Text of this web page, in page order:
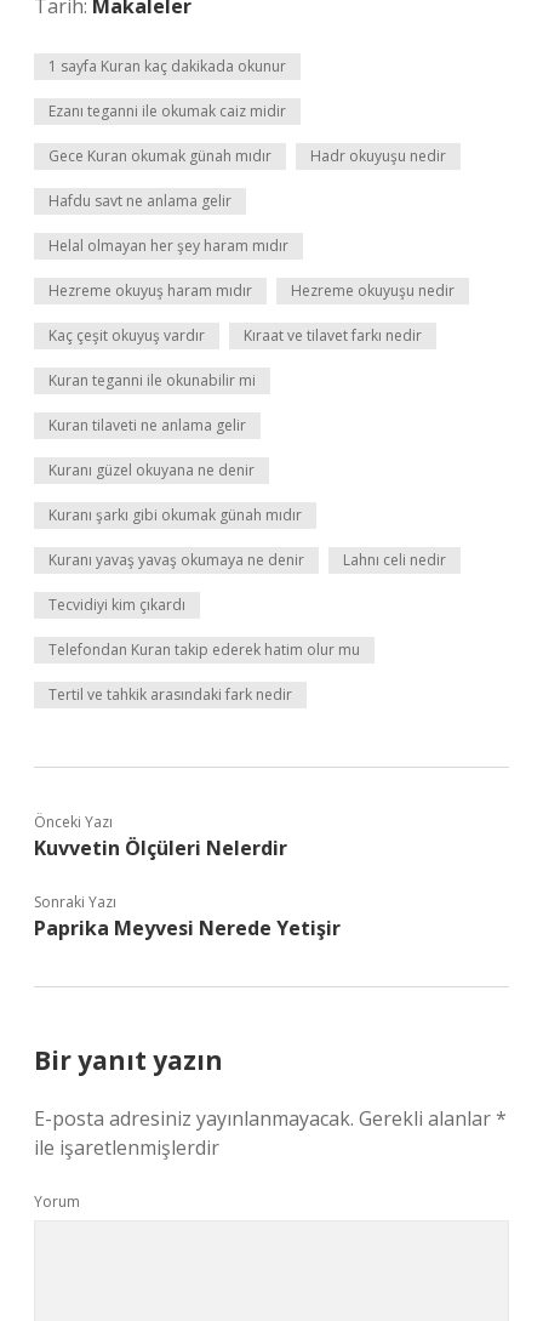
Tarih: Makaleler
1 sayfa Kuran kaç dakikada okunur
Ezanı teganni ile okumak caiz midir
Gece Kuran okumak günah mıdır Hadr okuyuşu nedir
Hafdu savt ne anlama gelir
Helal olmayan her şey haram mıdır
Hezreme okuyuş haram mıdır Hezreme okuyuşu nedir
Kaç çeşit okuyuş vardır Kıraat ve tilavet farkı nedir
Kuran teganni ile okunabilir mi
Kuran tilaveti ne anlama gelir
Kuranı güzel okuyana ne denir
Kuranı şarkı gibi okumak günah mıdır
Kuranı yavaş yavaş okumaya ne denir Lahnı celi nedir
Tecvidiyi kim çıkardı
Telefondan Kuran takip ederek hatim olur mu
Tertil ve tahkik arasındaki fark nedir
Önceki Yazı
Kuvvetin Ölçüleri Nelerdir
Sonraki Yazı
Paprika Meyvesi Nerede Yetişir
Bir yanıt yazın
E-posta adresiniz yayınlanmayacak. Gerekli alanlar*
ile işaretlenmişlerdir
Yorum